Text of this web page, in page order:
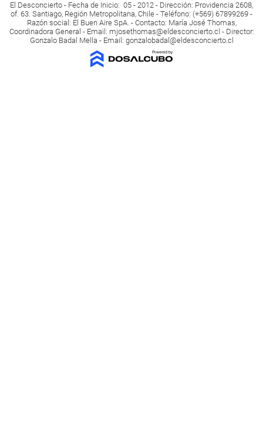
El Desconcierto - Fecha de Inicio: 05 - 2012 - Dirección: Providencia 2608,
of. 63. Santiago, Región Metropolitana, Chile - Teléfono: (+569) 67899269 -
Razón social: El Buen Aire SpA. - Contacto: María José Thomas,
Coordinadora General - Email: mjosethomas@eldesconcierto.cl - Director:
Gonzalo Badal Mella - Email: gonzalobadal@eldesconcierto.cl